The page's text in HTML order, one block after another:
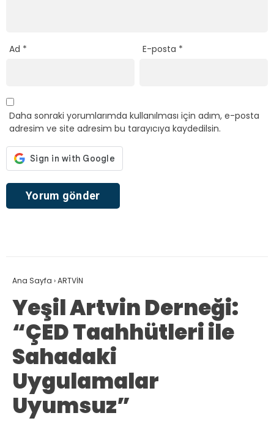
Ad * E-posta *
Daha sonraki yorumlarımda kullanılması için adım, e-posta
adresim ve site adresim bu tarayıcıya kaydedilsin.
Ana Sayfa ›ARTVİN
Yeşil Artvin Derneği:
“ÇED Taahhütleri ile
Sahadaki
Uygulamalar
Uyumsuz”